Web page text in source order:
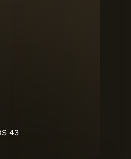
43